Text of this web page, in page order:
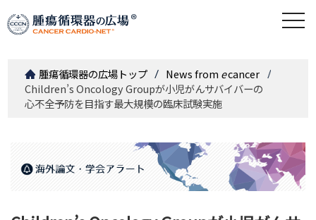
腫瘍循環器の広場トップ News from ecancer
Children’s Oncology Groupが小児がんサバイバーの
心不全予防を目指す最大規模の臨床試験実施